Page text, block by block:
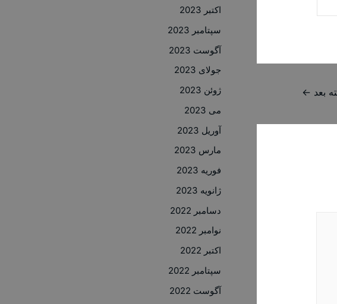
بعد ←
اکتبر 2023
سپتامبر 2023
آگوست 2023
جولای 2023
ژوئن 2023
می 2023
آوریل 2023
مارس 2023
فوریه 2023
ژانویه 2023
دسامبر 2022
نوامبر 2022
اکتبر 2022
سپتامبر 2022
آگوست 2022